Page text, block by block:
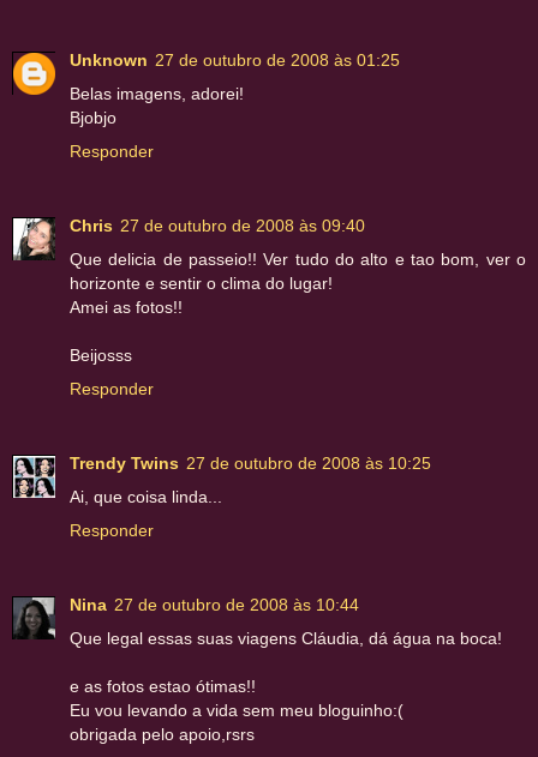
Unknown 27 de outubro de 2008 às 01:25
Belas imagens, adorei!
Bjobjo
Responder
Chris 27 de outubro de 2008 às 09:40
Que delicia de passeio!! Ver tudo do alto e tao bom, ver o
horizonte e sentir o clima do lugar!
Amei as fotos!!
Beijosss
Responder
Trendy Twins 27 de outubro de 2008 às 10:25
Ai, que coisa linda...
Responder
Nina 27 de outubro de 2008 às 10:44
Que legal essas suas viagens Cláudia, dá água na boca!
e as fotos estao ótimas!!
Eu vou levando a vida sem meu bloguinho:(
obrigada pelo apoio,rsrs